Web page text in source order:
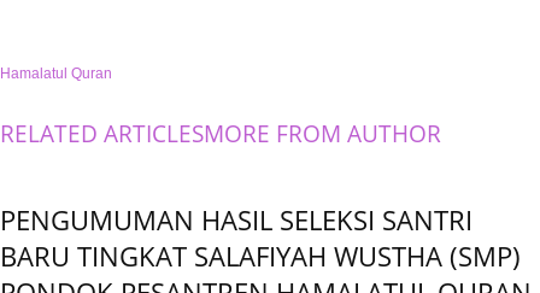
Hamalatul Quran
RELATED ARTICLESMORE FROM AUTHOR
PENGUMUMAN HASIL SELEKSI SANTRI
BARU TINGKAT SALAFIYAH WUSTHA (SMP)